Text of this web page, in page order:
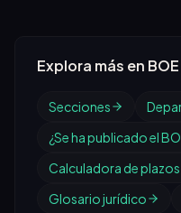
Explora más en
Secciones
¿Se ha publicado el
Calculadora de plazos
Glosario jurídico